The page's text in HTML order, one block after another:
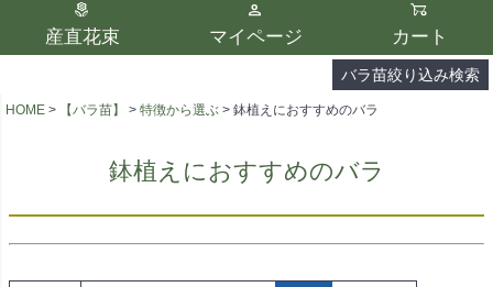
産直花束 マイページ カート
バラ苗絞り込み検索
タイプ、カラー、ブランドなどは1つずつ選
択してください。
HOME 【バラ苗】 特徴から選ぶ 鉢植えにおすすめのバラ
鉢植えにおすすめのバラ